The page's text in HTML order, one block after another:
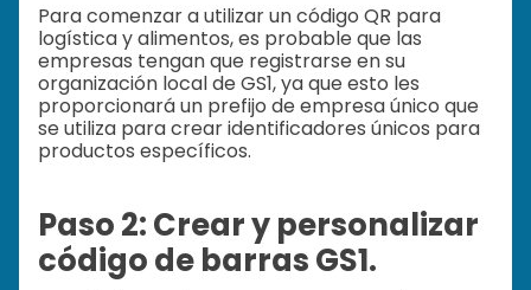
Para comenzar a utilizar un código QR para
logística y alimentos, es probable que las
empresas tengan que registrarse en su
organización local de GS1, ya que esto les
proporcionará un prefijo de empresa único que
se utiliza para crear identificadores únicos para
productos específicos.
Paso 2: Crear y personalizar
código de barras GS1.